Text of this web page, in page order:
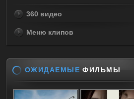
360 видео
Меню клипов
ОЖИДАЕМЫЕ ФИЛЬМЫ